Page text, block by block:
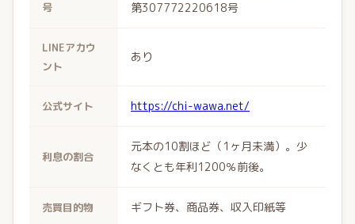
号
第307772220618号
LINEアカウ
ント
あり
公式サイト https://chi-wawa.net/
利息の割合
元本の10割ほど（1ヶ月未満）。少
なくとも年利1200％前後。
売買目的物 ギフト券、商品券、収入印紙等